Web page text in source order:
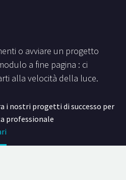
o avviare un progetto
a fine pagina : ci
alla velocità della luce.
i nostri progetti di successo per
professionale